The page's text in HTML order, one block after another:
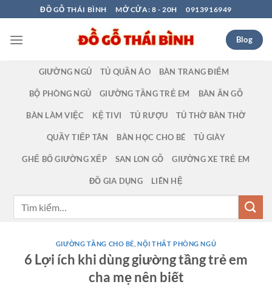
qua
nội
ĐỒ GỖ THÁI BÌNH MỞ CỬA: 8 - 20H 0913916949
Blog
GIƯỜNG NGỦ TỦ QUẦN ÁO BÀN TRANG ĐIỂM
BỘ PHÒNG NGỦ GIƯỜNG TẦNG TRẺ EM BÀN ĂN GỖ
BÀN LÀM VIỆC KỆ TIVI TỦ RƯỢU TỦ THỜ BÀN THỜ
QUẦY TIẾP TÂN BÀN HỌC CHO BÉ TỦ GIÀY
GHẾ BỐ GIƯỜNG XẾP SAN LON GỖ GIƯỜNG XE TRẺ EM
ĐỒ GIA DỤNG LIÊN HỆ
GIƯỜNG TẦNG CHO BÉ ,NỘI THẤT PHÒNG NGỦ
6 Lợi ích khi dùng giường tầng trẻ em
cha mẹ nên biết